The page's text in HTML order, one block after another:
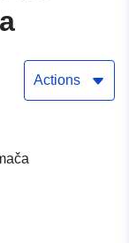
Actions